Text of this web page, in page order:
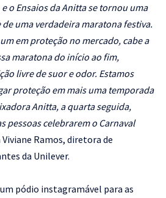
o Ensaios da Anitta se tornou uma
uma verdadeira maratona festiva.
em proteção no mercado, cabe a
maratona do início ao fim,
livre de suor e odor. Estamos
proteção em mais uma temporada
Anitta, a quarta seguida,
pessoas celebrarem o Carnaval
Ramos, diretora de
da Unilever.
pódio instagramável para as